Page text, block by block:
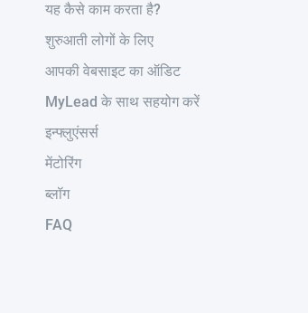
यह कैसे काम करता है?
शुरुआती लोगों के लिए
आपकी वेबसाइट का ऑडिट
MyLead के साथ सहयोग करें
इन्फ्लुएंसर्स
मेंटोरिंग
ब्लॉग
FAQ